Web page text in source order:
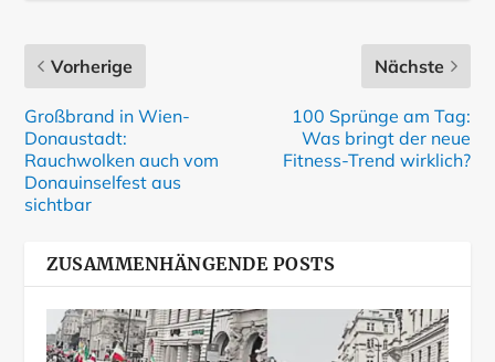
Vorherige
Großbrand in Wien-
Donaustadt:
Rauchwolken auch vom
Donauinselfest aus
sichtbar
Nächste
100 Sprünge am Tag:
Was bringt der neue
Fitness-Trend wirklich?
ZUSAMMENHÄNGENDE POSTS